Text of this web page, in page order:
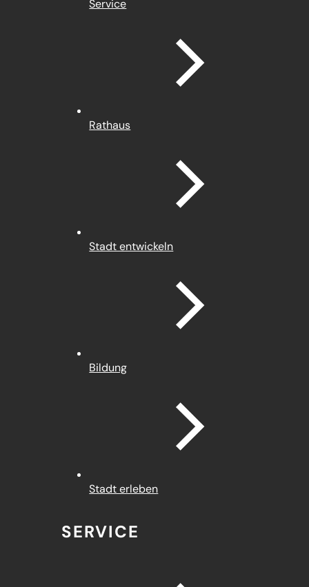
Service
Rathaus
Stadt entwickeln
Bildung
Stadt erleben
SERVICE